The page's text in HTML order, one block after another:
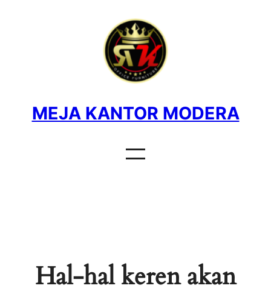
MEJA KANTOR MODERA
Hal-hal keren akan